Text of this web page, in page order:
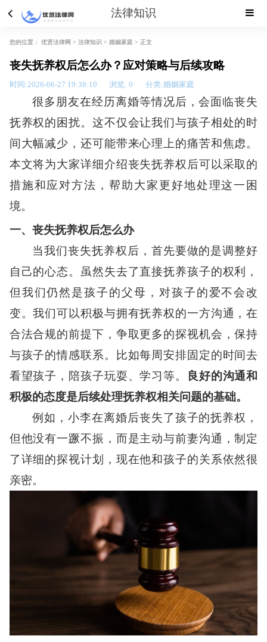
法律知识
您的位置： 优贤法律网 > 法律知识 > 婚姻家庭 > 正文
丧失抚养权后怎么办？应对策略与后续攻略
时间:2026-06-27 19:38:10 浏览:0 分类:婚姻家庭
很多朋友在经历离婚等情况后，会面临丧失
抚养权的困扰。这不仅会让我们与孩子相处的时
间大幅减少，还可能带来心理上的痛苦和焦虑。
本文将为大家详细介绍丧失抚养权后可以采取的
措施和应对方法，帮助大家更好地处理这一困
境。
一、丧失抚养权后怎么办
当我们丧失抚养权后，首先要做的是调整好
自己的心态。虽然失去了直接抚养孩子的权利，
但我们仍然是孩子的父母，对孩子的爱不会改
变。我们可以积极与拥有抚养权的一方沟通，在
合法合规的前提下，争取更多的探视机会，保持
与孩子的情感联系。比如每周安排固定的时间去
看望孩子，陪孩子玩耍、学习等。
良好的沟通和
积极的态度是后续处理抚养权相关问题的基础。
例如，小李在离婚后丧失了孩子的抚养权，
但他没有一蹶不振，而是主动与前妻沟通，制定
了详细的探视计划，现在他和孩子的关系依然很
亲密。